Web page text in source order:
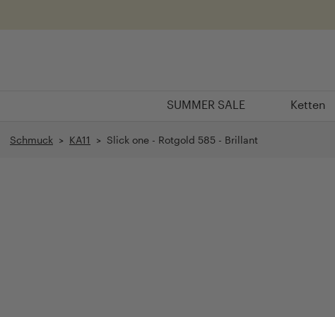
SUMMER SALE
SUMMER SALE
Ketten
Ketten
Schmuck > KA11 > Slick one - Rotgold 585 - Brillant